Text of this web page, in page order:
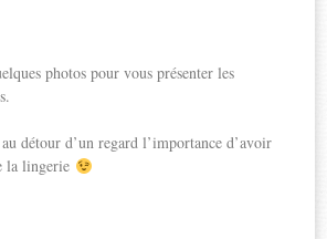
photos pour vous présenter les
détour d’un regard l’importance d’avoir
la lingerie